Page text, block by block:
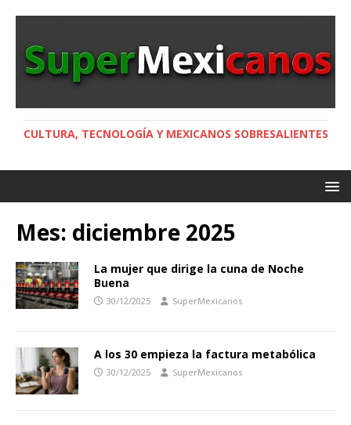
CULTURA, TECNOLOGÍA Y MEXICANOS SOBRESALIENTES
Mes: diciembre 2025
La mujer que dirige la cuna de Noche
Buena
30/12/2025 SuperMexicanos
A los 30 empieza la factura metabólica
30/12/2025 SuperMexicanos